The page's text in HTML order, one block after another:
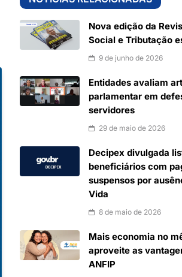
Nova edição da
Social e Tributação
9 de junho de 2026
Entidades avaliam
parlamentar em
servidores
29 de maio de 2026
Decipex divulgada
beneficiários com
suspensos por
Vida
8 de maio de 2026
Mais economia no
aproveite as
ANFIP